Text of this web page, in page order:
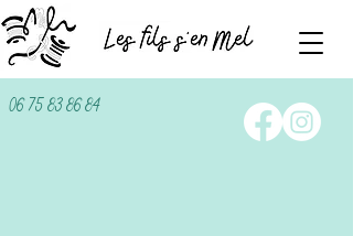
06 75 83 86 84